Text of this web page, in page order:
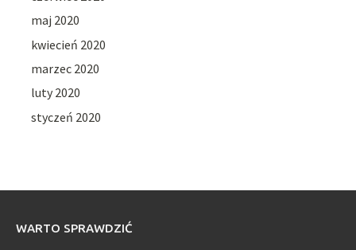
maj 2020
kwiecień 2020
marzec 2020
luty 2020
styczeń 2020
WARTO SPRAWDZIĆ